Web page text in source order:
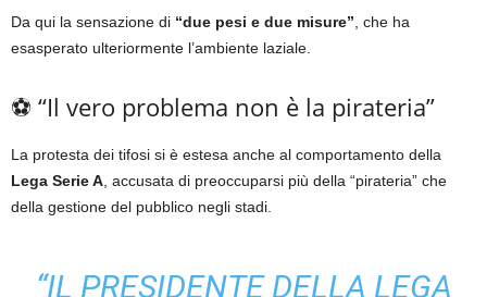
Da qui la sensazione di “due pesi e due misure” , che ha
esasperato ulteriormente l’ambiente laziale.
⚽ “Il vero problema non è la pirateria”
La protesta dei tifosi si è estesa anche al comportamento della
Lega Serie A , accusata di preoccuparsi più della “pirateria” che
della gestione del pubblico negli stadi.
“IL PRESIDENTE DELLA LEGA